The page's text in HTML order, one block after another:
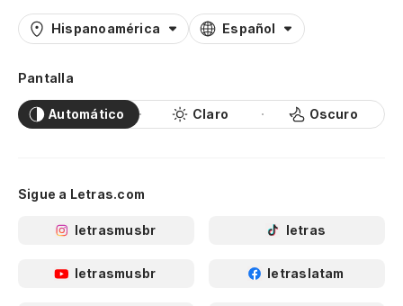
Hispanoamérica Español
Pantalla
Automático Claro Oscuro
Sigue a Letras.com
letrasmusbr letras
letrasmusbr letraslatam